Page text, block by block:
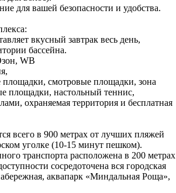
для вашей безопасности и удобства.
вкусный завтрак весь день,
бассейна.
WB
площадки, смотровые площадки, зона
площадки, настольный теннис,
охраняемая территория и бесплатная
всего в 900 метрах от лучших пляжей
уголке (10-15 минут пешком).
транспорта расположена в 200 метрах
сосредоточена вся городская
аквапарк «Миндальная Роща»,